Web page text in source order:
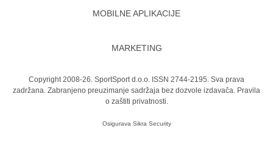
MOBILNE APLIKACIJE
MARKETING
Copyright 2008-26. SportSport d.o.o. ISSN 2744-2195. Sva prava
zadržana. Zabranjeno preuzimanje sadržaja bez dozvole izdavača. Pravila
o zaštiti privatnosti.
Osigurava Sikra Security